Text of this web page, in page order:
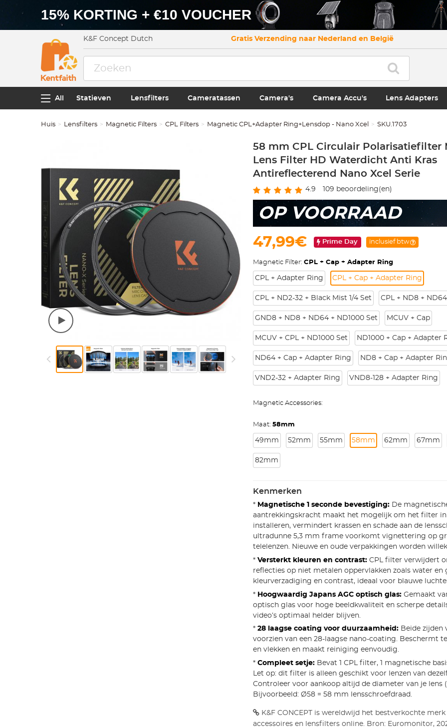
15% KORTING + €10 VOUCHER
K&F Concept Dutch Gratis Verzending naar Nederland en België
All Statieven Lensfilters Cameratassen Camera's Camera Accu's Lens Adapters
Huis Lensfilters Magnetic Filters CPL Filters Magnetic CPL+Adapter Ring+Lensdop - Nano Xcel SKU.1703
58 mm CPL Circulair Polarisatiefilter
Lens Filter HD Waterdicht Anti Kras
Antireflecterend Nano Xcel Serie
4.9 109 beoordeling(en)
OP VOORRAAD
47,99€ Prime Day inclusief btw
Magnetic Filter: CPL + Cap + Adapter Ring
CPL + Adapter Ring CPL + Cap + Adapter Ring
CPL + ND2-32 + Black Mist 1/4 Set CPL + ND8 +
GND8 + ND8 + ND64 + ND1000 Set MCUV + Cap
MCUV + CPL + ND1000 Set ND1000 + Cap + Adapter
ND64 + Cap + Adapter Ring ND8 + Cap + Adapter
VND2-32 + Adapter Ring VND8-128 + Adapter Ring
Magnetic Accessories:
Maat: 58mm
49mm 52mm 55mm 58mm 62mm 67mm
82mm
Kenmerken
* Magnetische 1 seconde bevestiging:De
aantrekkingskracht maakt het mogelijk om het filter in
installeren, vermindert krassen en schade aan de
ultradunne 5,3 mm frame voorkomt vignettering op
telelenzen. Nieuwe en oude verpakkingen worden
* Versterkt kleuren en contrast:CPL filter verwijdert
reflecties op niet metalen oppervlakken zoals water en
kleurverzadiging en contrast, ideaal voor blauwe
* Hoogwaardig Japans AGC optisch glas:Gemaakt
optisch glas voor hoge beeldkwaliteit en scherpe
video’s optimaal helder blijven.
* 28 laagse coating voor duurzaamheid:Beide zijden
voorzien van een 28-laagse nano-coating. Beschermt
en vlekken en maakt reiniging eenvoudig.
* Compleet setje:Bevat 1 CPL filter, 1 magnetische
Let op: dit filter is alleen geschikt voor lenzen van
Controleer voor aankoop altijd de diameter van je lens
Bijvoorbeeld: Ø58 = 58 mm lensschroefdraad.
K&F CONCEPT is wereldwijd het bestverkochte
accessoires en lensfilters online. Bron: Euromonitor,